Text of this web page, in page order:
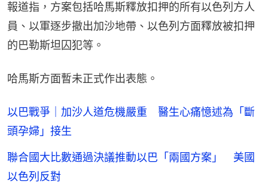
報道指，方案包括哈馬斯釋放扣押的所有以色列方人
員、以軍逐步撤出加沙地帶、以色列方面釋放被扣押
的巴勒斯坦囚犯等。
哈馬斯方面暫未正式作出表態。
以巴戰爭｜加沙人道危機嚴重 醫生心痛憶述為「斷
頭孕婦」接生
聯合國大比數通過決議推動以巴「兩國方案」 美國
以色列反對